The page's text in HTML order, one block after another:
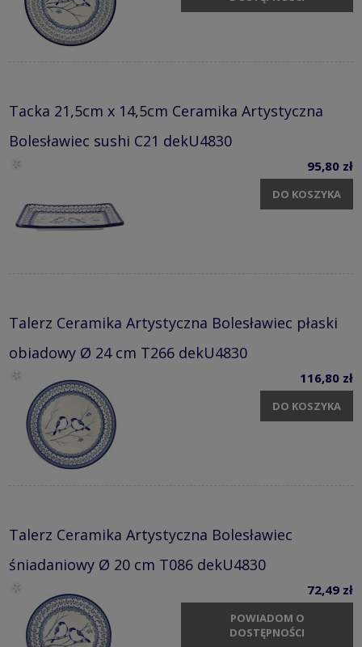
Tacka 21,5cm x 14,5cm Ceramika Artystyczna
Bolesławiec sushi C21 dekU4830
95,80 zł
DO KOSZYKA
Talerz Ceramika Artystyczna Bolesławiec płaski
obiadowy Ø 24 cm T266 dekU4830
116,80 zł
DO KOSZYKA
Talerz Ceramika Artystyczna Bolesławiec
śniadaniowy Ø 20 cm T086 dekU4830
72,49 zł
POWIADOM O
DOSTĘPNOŚCI